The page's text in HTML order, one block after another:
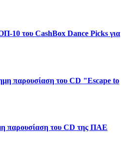
10 του CashBox Dance Picks για
παρουσίαση του CD "Escape to
παρουσίαση του CD της ΠΑΕ